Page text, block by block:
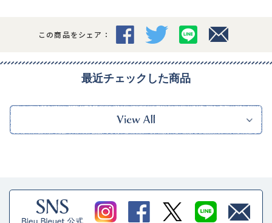
この商品をシェア：
最近チェックした商品